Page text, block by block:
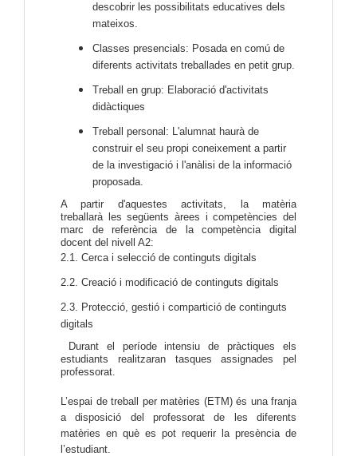
descobrir les possibilitats educatives dels
mateixos.
Classes presencials: Posada en comú de
diferents activitats treballades en petit grup.
Treball en grup: Elaboració d'activitats
didàctiques
Treball personal: L'alumnat haurà de
construir el seu propi coneixement a partir
de la investigació i l'anàlisi de la informació
proposada.
A partir d'aquestes activitats, la matèria
treballarà les següents àrees i competències del
marc de referència de la competència digital
docent del nivell A2:
2.1. Cerca i selecció de continguts digitals
2.2. Creació i modificació de continguts digitals
2.3. Protecció, gestió i compartició de continguts
digitals
Durant el període intensiu de pràctiques els
estudiants realitzaran tasques assignades pel
professorat.
L’espai de treball per matèries (ETM) és una franja
a disposició del professorat de les diferents
matèries en què es pot requerir la presència de
l’estudiant.